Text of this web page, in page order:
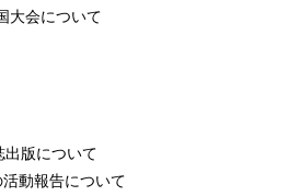
会について
版について
動報告について